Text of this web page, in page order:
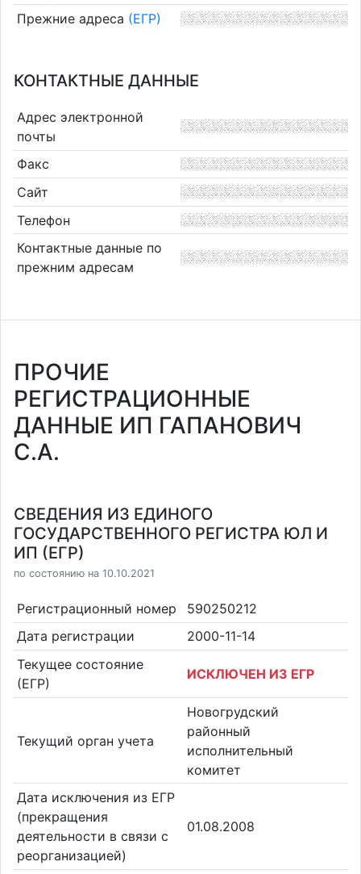
Прежние адреса (ЕГР)
КОНТАКТНЫЕ ДАННЫЕ
Адрес электронной
почты
Факс
Сайт
Телефон
Контактные данные по
прежним адресам
ПРОЧИЕ
РЕГИСТРАЦИОННЫЕ
ДАННЫЕ ИП ГАПАНОВИЧ
С.А.
СВЕДЕНИЯ ИЗ ЕДИНОГО
ГОСУДАРСТВЕННОГО РЕГИСТРА ЮЛ И
ИП (ЕГР)
по состоянию на 10.10.2021
Регистрационный номер
590250212
Дата регистрации
2000-11-14
Текущее состояние
(ЕГР)
ИСКЛЮЧЕН ИЗ ЕГР
Текущий орган учета
Новогрудский
районный
исполнительный
комитет
Дата исключения из ЕГР
(прекращения
деятельности в связи с
реорганизацией)
01.08.2008